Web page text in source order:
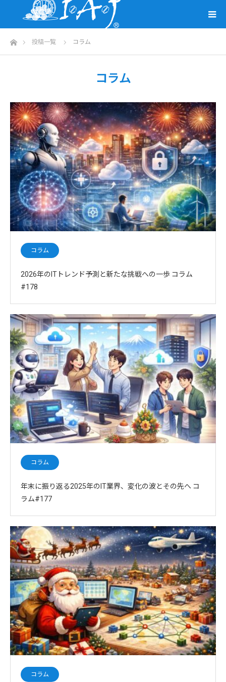
ホーム投稿一覧 コラム
コラム
コラム
2026年のITトレンド予測と新たな挑戦への一歩 コラム
#178
コラム
年末に振り返る2025年のIT業界、変化の波とその先へ コ
ラム#177
コラム